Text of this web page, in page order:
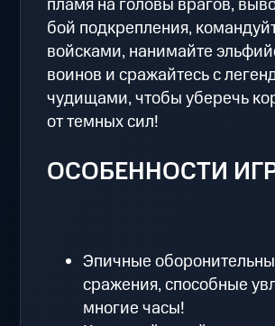
бой подкрепления,
войсками, нанимайте
воинов и сражайтесь с
чудищами, чтобы уберечь
от темных сил!
ОСОБЕННОСТИ
Эпичные
сражения, способные
многие часы!